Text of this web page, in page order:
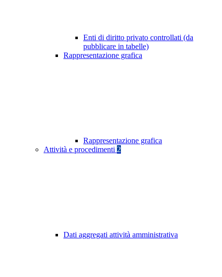
Enti di diritto privato controllati (da
pubblicare in tabelle)
Rappresentazione grafica
Rappresentazione grafica
Attività e procedimenti 2
Dati aggregati attività amministrativa